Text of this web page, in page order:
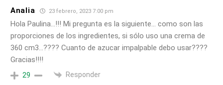
Analia 23 febrero, 2023 7:00 pm
Hola Paulina…!!! Mi pregunta es la siguiente… como son las
proporciones de los ingredientes, si sólo uso una crema de
360 cm3…???? Cuanto de azucar impalpable debo usar????
Gracias!!!!
29 Responder